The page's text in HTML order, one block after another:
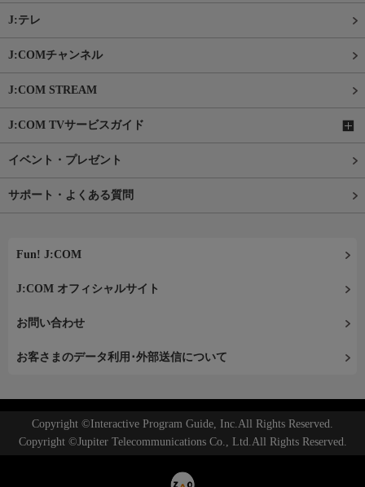
J:テレ
J:COMチャンネル
J:COM STREAM
J:COM TVサービスガイド
イベント・プレゼント
サポート・よくある質問
Fun! J:COM
J:COM オフィシャルサイト
お問い合わせ
お客さまのデータ利用･外部送信について
Copyright ©Interactive Program Guide, Inc.All Rights Reserved.
Copyright ©Jupiter Telecommunications Co., Ltd.All Rights Reserved.